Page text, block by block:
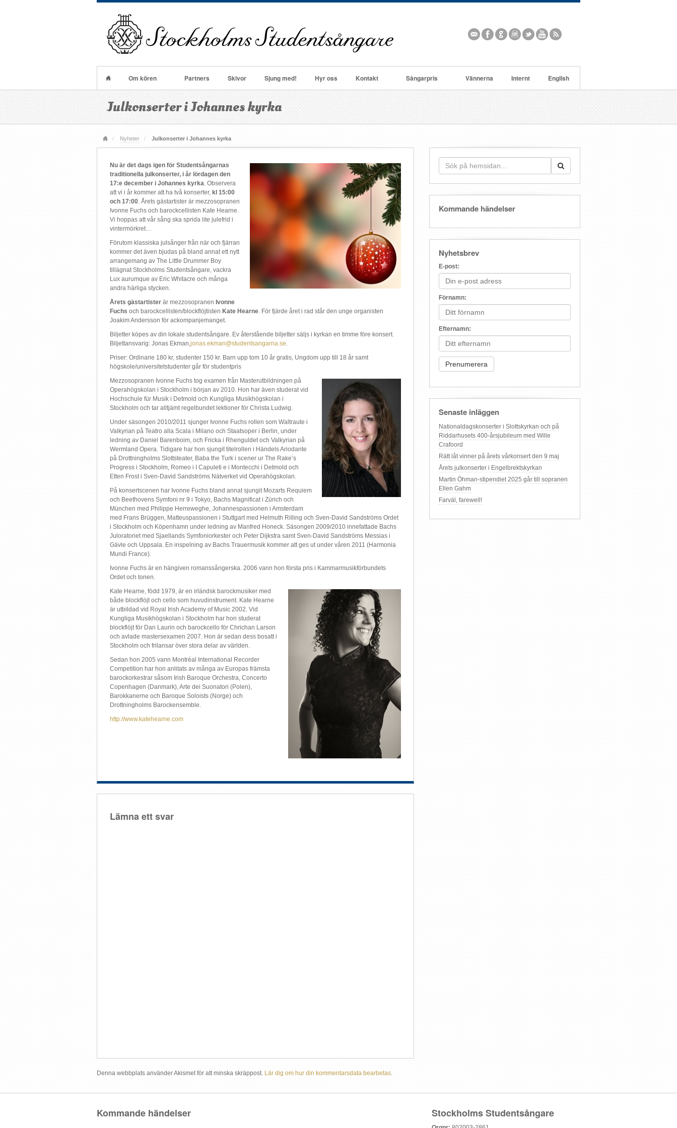
Om kören Partners Skivor Sjung med! Hyr oss Kontakt Sångarpris Vännerna Internt English
Julkonserter i Johannes kyrka
Nyheter Julkonserter i Johannes kyrka
Nu är det dags igen för Studentsångarnas
traditionella julkonserter, i år lördagen den
17:e december i Johannes kyrka. Observera
att vi i år kommer att ha två konserter, kl 15:00
och 17:00. Årets gästartister är mezzosopranen
Ivonne Fuchs och barockcellisten Kate Hearne.
Vi hoppas att vår sång ska sprida lite julefrid i
vintermörkret…
Förutom klassiska julsånger från när och fjärran
kommer det även bjudas på bland annat ett nytt
arrangemang av The Little Drummer Boy
tillägnat Stockholms Studentsångare, vackra
Lux aurumque av Eric Whitacre och många
andra härliga stycken.
Årets gästartister är mezzosopranen Ivonne
Fuchs och barockcellisten/blockflöjtisten Kate Hearne. För fjärde året i rad står den unge organisten
Joakim Andersson för ackompanjemanget.
Biljetter köpes av din lokale studentsångare. Ev återstående biljetter säljs i kyrkan en timme före konsert.
Biljettansvarig: Jonas Ekman,jonas.ekman@studentsangarna.se.
Priser: Ordinarie 180 kr, studenter 150 kr. Barn upp tom 10 år gratis, Ungdom upp till 18 år samt
högskole/universitetstudenter går för studentpris
Mezzosopranen Ivonne Fuchs tog examen från Masterutbildningen på
Operahögskolan i Stockholm i början av 2010. Hon har även studerat vid
Hochschule für Musik i Detmold och Kungliga Musikhögskolan i
Stockholm och tar alltjämt regelbundet lektioner för Christa Ludwig.
Under säsongen 2010/2011 sjunger Ivonne Fuchs rollen som Waltraute i
Valkyrian på Teatro alla Scala i Milano och Staatsoper i Berlin, under
ledning av Daniel Barenboim, och Fricka i Rhenguldet och Valkyrian på
Wermland Opera. Tidigare har hon sjungit titelrollen i Händels Ariodante
på Drottningholms Slottsteater, Baba the Turk i scener ur The Rake’s
Progress i Stockholm, Romeo i I Capuleti e i Montecchi i Detmold och
Etten Frost i Sven-David Sandströms Nätverket vid Operahögskolan.
På konsertscenen har Ivonne Fuchs bland annat sjungit Mozarts Requiem
och Beethovens Symfoni nr 9 i Tokyo, Bachs Magnificat i Zürich och
München med Philippe Herreweghe, Johannespassionen i Amsterdam
med Frans Brüggen, Matteuspassionen i Stuttgart med Helmuth Rilling och Sven-David Sandströms Ordet
i Stockholm och Köpenhamn under ledning av Manfred Honeck. Säsongen 2009/2010 innefattade Bachs
Juloratoriet med Sjaellands Symfoniorkester och Peter Dijkstra samt Sven-David Sandströms Messias i
Gävle och Uppsala. En inspelning av Bachs Trauermusik kommer att ges ut under våren 2011 (Harmonia
Mundi France).
Ivonne Fuchs är en hängiven romanssångerska. 2006 vann hon första pris i Kammarmusikförbundets
Ordet och tonen.
Kate Hearne, född 1979, är en irländsk barockmusiker med
både blockflöjt och cello som huvudinstrument. Kate Hearne
är utbildad vid Royal Irish Academy of Music 2002. Vid
Kungliga Musikhögskolan i Stockholm har hon studerat
blockflöjt för Dan Laurin och barockcello för Chrichan Larson
och avlade mastersexamen 2007. Hon är sedan dess bosatt i
Stockholm och frilansar över stora delar av världen.
Sedan hon 2005 vann Montréal International Recorder
Competition har hon anlitats av många av Europas främsta
barockorkestrar såsom Irish Baroque Orchestra, Concerto
Copenhagen (Danmark), Arte dei Suonatori (Polen),
Barokkanerne och Baroque Soloists (Norge) och
Drottningholms Barockensemble.
http://www.katehearne.com
Lämna ett svar
Denna webbplats använder Akismet för att minska skräppost. Lär dig om hur din kommentarsdata bearbetas.
Kommande händelser
Nyhetsbrev
E-post:
Förnamn:
Efternamn:
Senaste inläggen
Nationaldagskonserter i Slottskyrkan och på
Riddarhusets 400-årsjubileum med Wille
Crafoord
Rätt låt vinner på årets vårkonsert den 9 maj
Årets julkonserter i Engelbrektskyrkan
Martin Öhman-stipendiet 2025 går till sopranen
Ellen Gahm
Farväl, farewell!
Kommande händelser Stockholms Studentsångare